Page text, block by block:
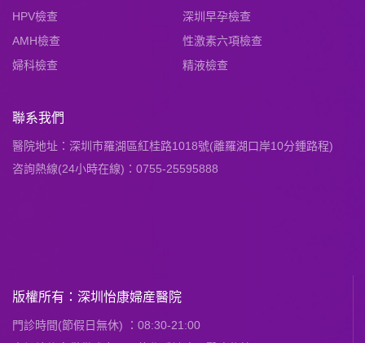
HPV檢查
深圳早孕檢查
AMH檢查
性激素六項檢查
婦科檢查
精液檢查
聯系我們
醫院地址：深圳市羅湖區紅桂路1018號(離羅湖口岸10分鍾路程)
咨詢熱線(24小時在線)：0755-25595888
版權所有：深圳怡康婦産醫院
門診時間(節假日無休) ：08:30-21:00